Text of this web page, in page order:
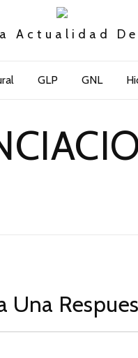
Actualidad
GLP GNL
Una